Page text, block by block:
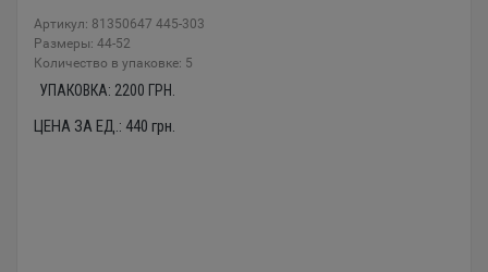
Артикул: 81350647 445-303
Размеры: 44-52
Количество в упаковке: 5
УПАКОВКА: 2200 ГРН.
ЦЕНА ЗА ЕД.: 440 грн.